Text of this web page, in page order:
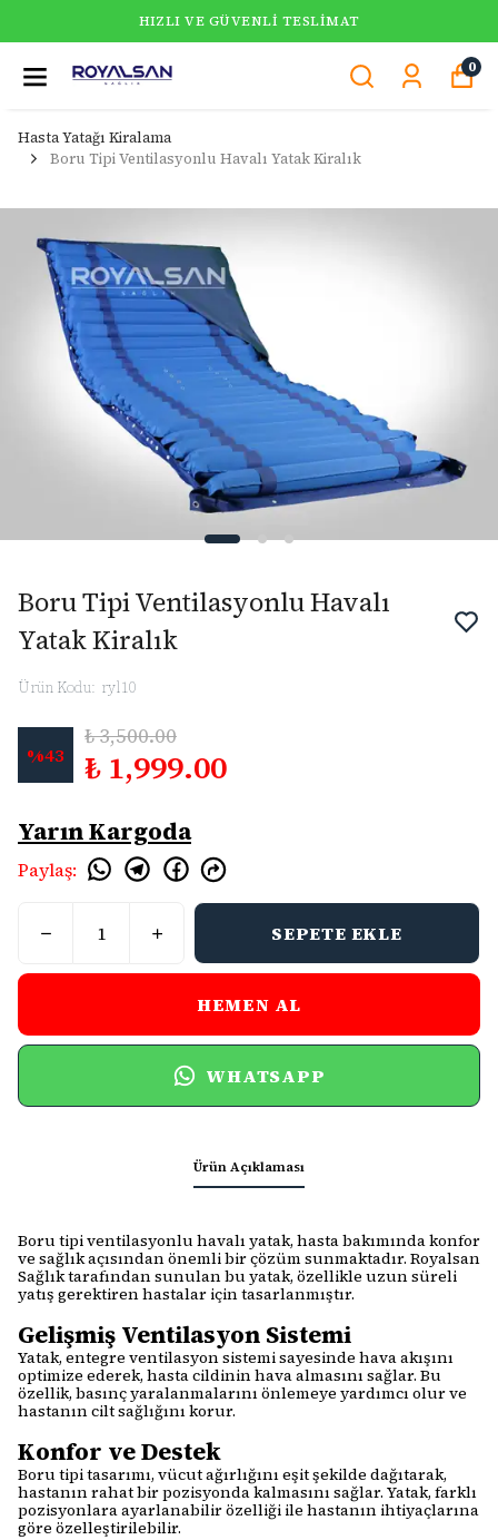
HIZLI VE GÜVENLI TESLIMAT
0
Hasta Yatağı Kiralama
Boru Tipi Ventilasyonlu Havalı Yatak Kiralık
Boru Tipi Ventilasyonlu Havalı
Yatak Kiralık
Ürün Kodu: ryl10
%43
₺ 3,500.00
₺ 1,999.00
Yarın Kargoda
Paylaş:
SEPETE EKLE
HEMEN AL
WHATSAPP
Ürün Açıklaması
Boru tipi ventilasyonlu havalı yatak, hasta bakımında konfor
ve sağlık açısından önemli bir çözüm sunmaktadır. Royalsan
Sağlık tarafından sunulan bu yatak, özellikle uzun süreli
yatış gerektiren hastalar için tasarlanmıştır.
Gelişmiş Ventilasyon Sistemi
Yatak, entegre ventilasyon sistemi sayesinde hava akışını
optimize ederek, hasta cildinin hava almasını sağlar. Bu
özellik, basınç yaralanmalarını önlemeye yardımcı olur ve
hastanın cilt sağlığını korur.
Konfor ve Destek
Boru tipi tasarımı, vücut ağırlığını eşit şekilde dağıtarak,
hastanın rahat bir pozisyonda kalmasını sağlar. Yatak, farklı
pozisyonlara ayarlanabilir özelliği ile hastanın ihtiyaçlarına
göre özelleştirilebilir.